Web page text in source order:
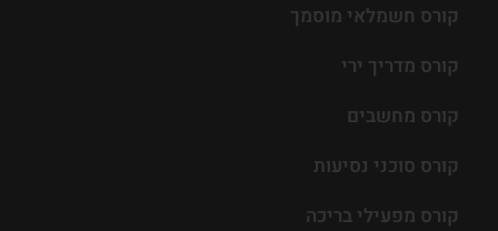
קורס חשמלאי מוסמך
קורס מדריך ירי
קורס מחשבים
קורס סוכני נסיעות
קורס מפעילי בריכה